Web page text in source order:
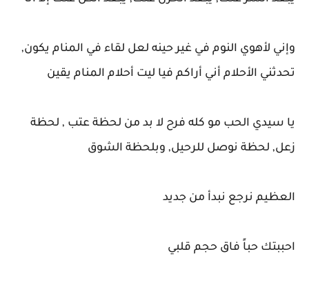
وإني لأهوي النوم في غير حينه لعل لقاء في المنام يكون,
تحدثني الأحلام أني أراكم فيا ليت أحلام المنام يقين
يا سيدي الحب مو كله فرح لا بد من لحظة عتب , لحظة
زعل, لحظة نوصل للرحيل, وبلحظة الشوق
العظيم نرجع نبدأ من جديد
احببتك حباً فاق حجم قلبي